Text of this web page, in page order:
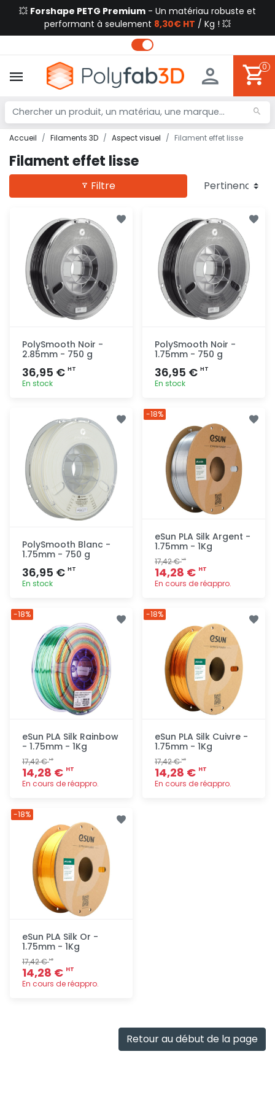
💥 Forshape PETG Premium - Un matériau robuste et
performant à seulement 8,30€ HT / Kg ! 💥
0
Accueil Filaments 3D Aspect visuel Filament effet lisse
Filament effet lisse
Filtre
PolySmooth Noir -
2.85mm - 750 g
36,95 € HT
En stock
rapide
PolySmooth Noir -
1.75mm - 750 g
36,95 € HT
En stock
rapide
PolySmooth Blanc -
1.75mm - 750 g
36,95 € HT
En stock
rapide
eSun PLA Silk Argent -
1.75mm - 1Kg
17,42 €HT
14,28 € HT
En cours de réappro.
rapide
-18%
eSun PLA Silk Rainbow
- 1.75mm - 1Kg
17,42 €HT
14,28 € HT
En cours de réappro.
rapide
-18%
eSun PLA Silk Cuivre -
1.75mm - 1Kg
17,42 €HT
14,28 € HT
En cours de réappro.
-18%
eSun PLA Silk Or -
1.75mm - 1Kg
17,42 €HT
14,28 € HT
En cours de réappro.
-18%
Retour au début de la page